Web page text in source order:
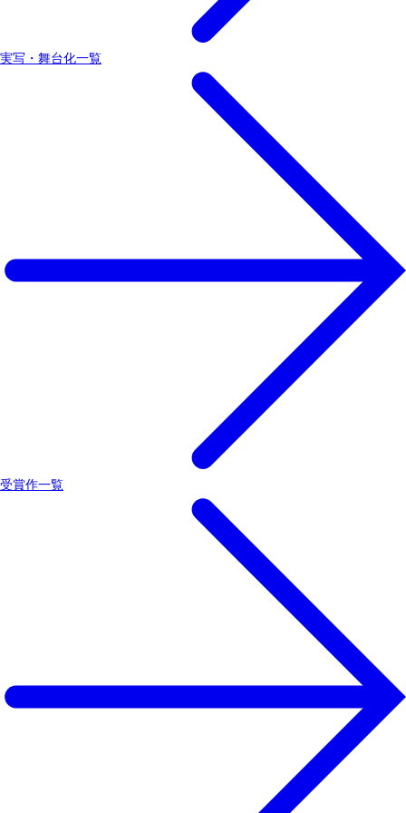
実写・舞台化一覧
受賞作一覧